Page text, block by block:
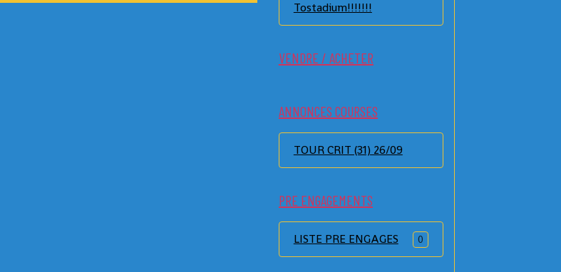
Tostadium!!!!!!!
VENDRE / ACHETER
ANNONCES COURSES
TOUR CRIT (31) 26/09
PRE ENGAGEMENTS
LISTE PRE ENGAGES 0